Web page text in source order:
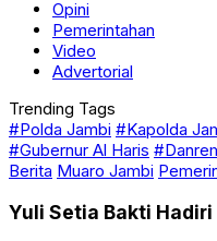
Opini
Pemerintahan
Video
Advertorial
Trending Tags
#Polda Jambi #Kapolda
#Gubernur Al Haris
Berita Muaro Jambi
Yuli Setia Bakti